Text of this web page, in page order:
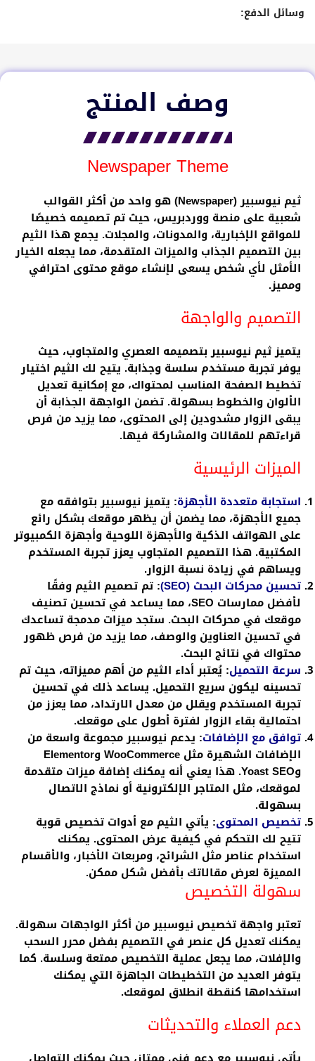
وسائل الدفع:
وصف المنتج
Newspaper Theme
ثيم نيوسبير (Newspaper) هو واحد من أكثر القوالب
شعبية على منصة ووردبريس، حيث تم تصميمه خصيصًا
للمواقع الإخبارية، والمدونات، والمجلات. يجمع هذا الثيم
بين التصميم الجذاب والميزات المتقدمة، مما يجعله الخيار
الأمثل لأي شخص يسعى لإنشاء موقع محتوى احترافي
ومميز.
التصميم والواجهة
يتميز ثيم نيوسبير بتصميمه العصري والمتجاوب، حيث
يوفر تجربة مستخدم سلسة وجذابة. يتيح لك الثيم اختيار
تخطيط الصفحة المناسب لمحتواك، مع إمكانية تعديل
الألوان والخطوط بسهولة. تضمن الواجهة الجذابة أن
يبقى الزوار مشدودين إلى المحتوى، مما يزيد من فرص
قراءتهم للمقالات والمشاركة فيها.
الميزات الرئيسية
استجابة متعددة الأجهزة: يتميز نيوسبير بتوافقه مع
جميع الأجهزة، مما يضمن أن يظهر موقعك بشكل رائع
على الهواتف الذكية والأجهزة اللوحية وأجهزة الكمبيوتر
المكتبية. هذا التصميم المتجاوب يعزز تجربة المستخدم
ويساهم في زيادة نسبة الزوار.
تحسين محركات البحث (SEO)
: تم تصميم الثيم وفقًا
لأفضل ممارسات SEO، مما يساعد في تحسين تصنيف
موقعك في محركات البحث. ستجد ميزات مدمجة تساعدك
في تحسين العناوين والوصف، مما يزيد من فرص ظهور
محتواك في نتائج البحث.
سرعة التحميل: يُعتبر أداء الثيم من أهم مميزاته، حيث تم
تحسينه ليكون سريع التحميل. يساعد ذلك في تحسين
تجربة المستخدم ويقلل من معدل الارتداد، مما يعزز من
احتمالية بقاء الزوار لفترة أطول على موقعك.
توافق مع الإضافات: يدعم نيوسبير مجموعة واسعة من
الإضافات الشهيرة مثل WooCommerce وElementor
وYoast SEO. هذا يعني أنه يمكنك إضافة ميزات متقدمة
لموقعك، مثل المتاجر الإلكترونية أو نماذج الاتصال
بسهولة.
تخصيص المحتوى: يأتي الثيم مع أدوات تخصيص قوية
تتيح لك التحكم في كيفية عرض المحتوى. يمكنك
استخدام عناصر مثل الشرائح، ومربعات الأخبار، والأقسام
المميزة لعرض مقالاتك بأفضل شكل ممكن.
سهولة التخصيص
تعتبر واجهة تخصيص نيوسبير من أكثر الواجهات سهولة.
يمكنك تعديل كل عنصر في التصميم بفضل محرر السحب
والإفلات، مما يجعل عملية التخصيص ممتعة وسلسة. كما
يتوفر العديد من التخطيطات الجاهزة التي يمكنك
استخدامها كنقطة انطلاق لموقعك.
دعم العملاء والتحديثات